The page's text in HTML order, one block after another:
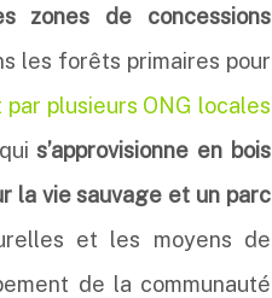
zones de concessions
les forêts primaires pour
plusieurs ONG locales
s’approvisionne en bois
la vie sauvage et un parc
et les moyens de
de la communauté